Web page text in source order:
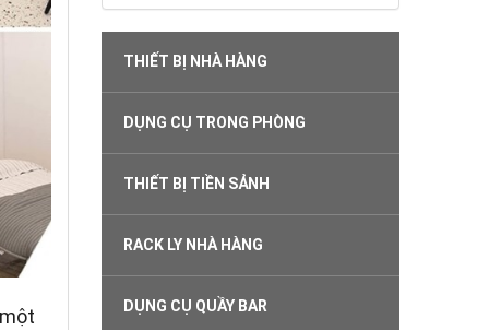
THIẾT BỊ NHÀ HÀNG
DỤNG CỤ TRONG PHÒNG
THIẾT BỊ TIỀN SẢNH
RACK LY NHÀ HÀNG
DỤNG CỤ QUẦY BAR